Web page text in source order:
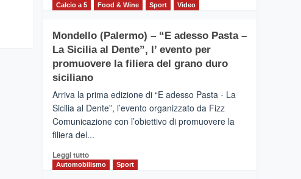
sport
messaggi
di
CASTIGLIONE
DI
SICILIA
(Ct)
Il
Borgo
del
tour
tra
Calcio a 5
Food & Wine Sport Video
Mondello (Palermo) – “E adesso Pasta –
La Sicilia al Dente”, l’ evento per
promuovere la filiera del grano duro
siciliano
Arriva la prima edizione di “E adesso Pasta - La
Sicilia al Dente”, l’evento organizzato da Fizz
Comunicazione con l’obiettivo di promuovere la
filiera del...
Leggi tuttoLeggi
di
Automobilismo Sport